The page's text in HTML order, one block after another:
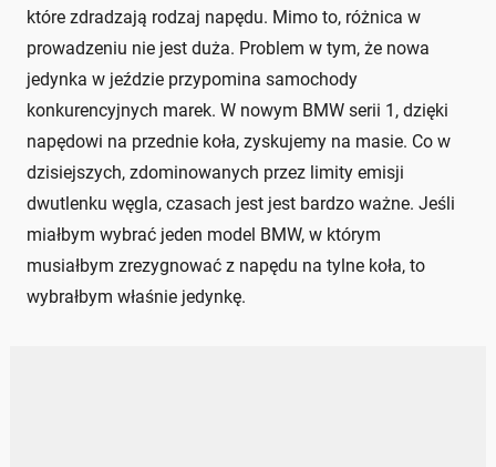
które zdradzają rodzaj napędu. Mimo to, różnica w
prowadzeniu nie jest duża. Problem w tym, że nowa
jedynka w jeździe przypomina samochody
konkurencyjnych marek. W nowym BMW serii 1, dzięki
napędowi na przednie koła, zyskujemy na masie. Co w
dzisiejszych, zdominowanych przez limity emisji
dwutlenku węgla, czasach jest jest bardzo ważne. Jeśli
miałbym wybrać jeden model BMW, w którym
musiałbym zrezygnować z napędu na tylne koła, to
wybrałbym właśnie jedynkę.